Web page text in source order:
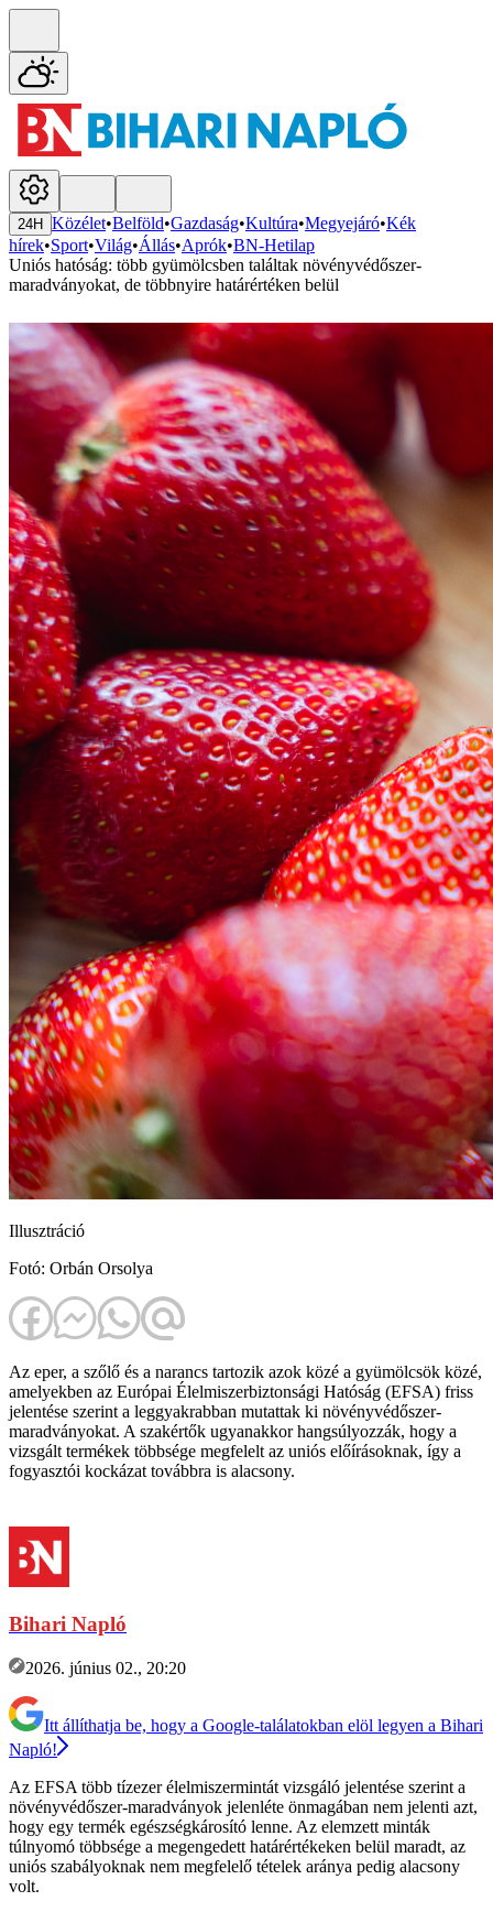
24H Közélet•Belföld•Gazdaság•Kultúra•Megyejáró•Kék
hírek•Sport•Világ•Állás•Aprók•BN-Hetilap
Uniós hatóság: több gyümölcsben találtak növényvédőszer-
maradványokat, de többnyire határértéken belül
Illusztráció
Fotó: Orbán Orsolya
Az eper, a szőlő és a narancs tartozik azok közé a gyümölcsök közé,
amelyekben az Európai Élelmiszerbiztonsági Hatóság (EFSA) friss
jelentése szerint a leggyakrabban mutattak ki növényvédőszer-
maradványokat. A szakértők ugyanakkor hangsúlyozzák, hogy a
vizsgált termékek többsége megfelelt az uniós előírásoknak, így a
fogyasztói kockázat továbbra is alacsony.
Bihari Napló
2026. június 02., 20:20
Itt állíthatja be, hogy a Google-találatokban elöl legyen a Bihari
Napló!
Az EFSA több tízezer élelmiszermintát vizsgáló jelentése szerint a
növényvédőszer-maradványok jelenléte önmagában nem jelenti azt,
hogy egy termék egészségkárosító lenne. Az elemzett minták
túlnyomó többsége a megengedett határértékeken belül maradt, az
uniós szabályoknak nem megfelelő tételek aránya pedig alacsony
volt.